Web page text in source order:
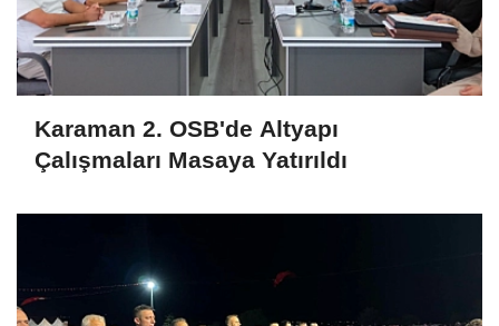
Karaman 2. OSB'de Altyapı
Çalışmaları Masaya Yatırıldı